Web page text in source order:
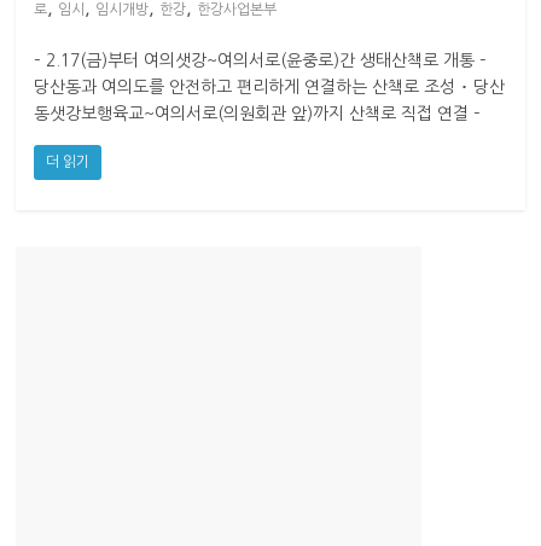
로 임시 임시개방 한강 한강사업본부
– 2.17(금)부터 여의샛강~여의서로(윤중로)간 생태산책로 개통 –
당산동과 여의도를 안전하고 편리하게 연결하는 산책로 조성 ･ 당산
동샛강보행육교~여의서로(의원회관 앞)까지 산책로 직접 연결 –
더 읽기